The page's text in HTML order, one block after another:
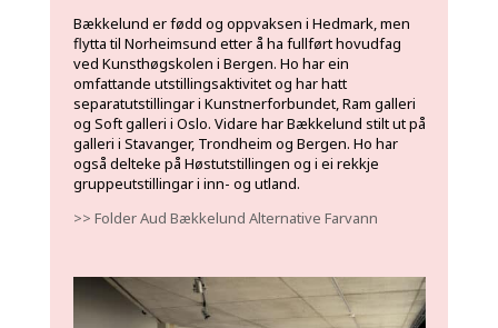
Bækkelund er fødd og oppvaksen i Hedmark, men
flytta til Norheimsund etter å ha fullført hovudfag
ved Kunsthøgskolen i Bergen. Ho har ein
omfattande utstillingsaktivitet og har hatt
separatutstillingar i Kunstnerforbundet, Ram galleri
og Soft galleri i Oslo. Vidare har Bækkelund stilt ut på
galleri i Stavanger, Trondheim og Bergen. Ho har
også delteke på Høstutstillingen og i ei rekkje
gruppeutstillingar i inn- og utland.
>> Folder Aud Bækkelund Alternative Farvann